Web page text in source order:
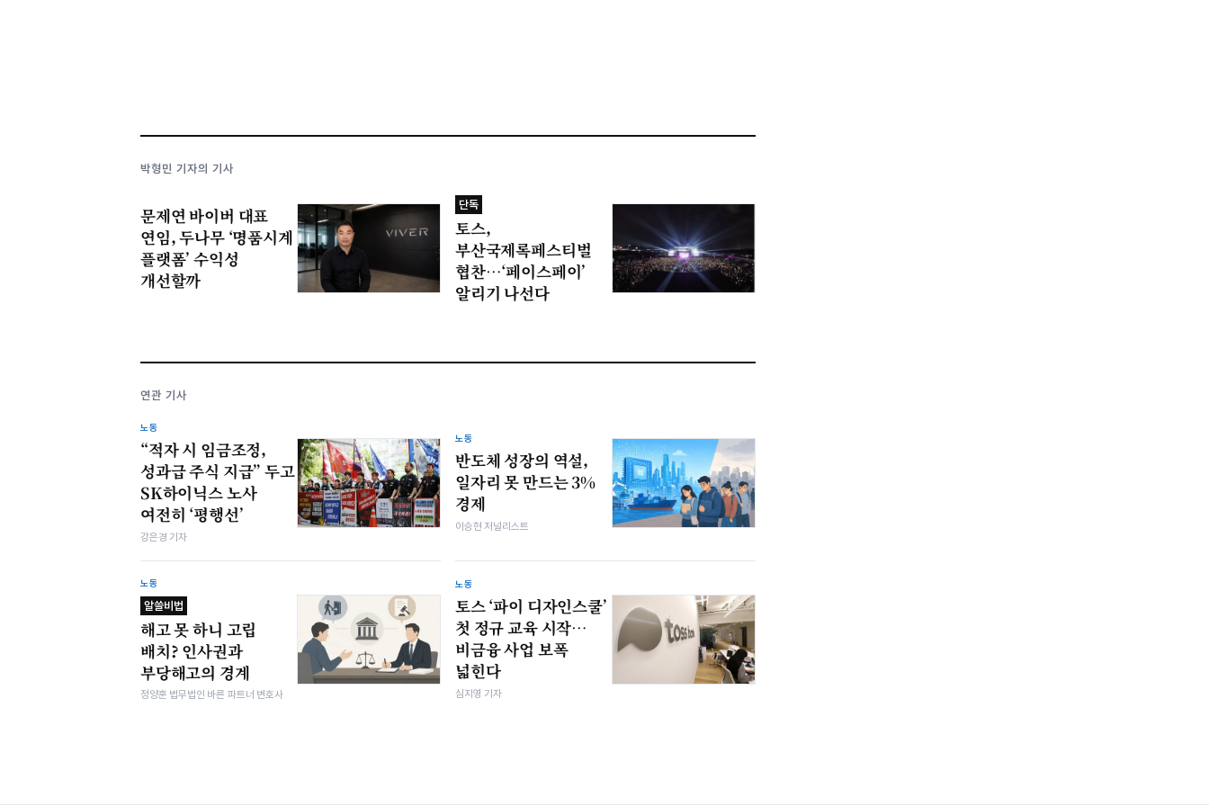
박형민 기자의 기사
문제연 바이버 대표
연임, 두나무 ‘명품시계
플랫폼’ 수익성
개선할까
단독
토스,
부산국제록페스티벌
협찬…‘페이스페이’
알리기 나선다
연관 기사
노동
“적자 시 임금조정,
성과급 주식 지급” 두고
SK하이닉스 노사
여전히 ‘평행선’
강은경 기자
노동
반도체 성장의 역설,
일자리 못 만드는 3%
경제
이승현 저널리스트
노동
알쓸비법
해고 못 하니 고립
배치? 인사권과
부당해고의 경계
정양훈 법무법인 바른 파트너 변호사
노동
토스 ‘파이 디자인스쿨’
첫 정규 교육 시작…
비금융 사업 보폭
넓힌다
심지영 기자